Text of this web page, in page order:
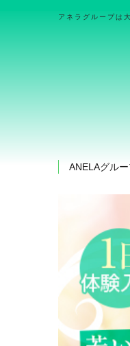
アネラグループは
ANELAグル